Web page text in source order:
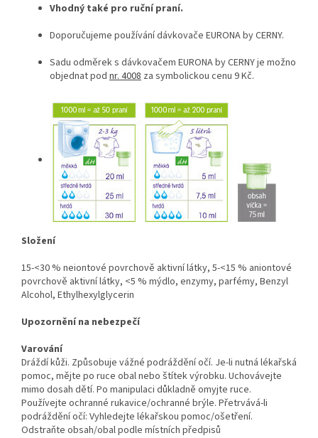
Vhodný také pro ruční praní.
Doporučujeme používání dávkovače EURONA by CERNY.
Sadu odměrek s dávkovačem EURONA by CERNY je možno
objednat pod nr. 4008 za symbolickou cenu 9 Kč.
Složení
15-<30 % neiontové povrchově aktivní látky, 5-<15 % aniontové
povrchově aktivní látky, <5 % mýdlo, enzymy, parfémy, Benzyl
Alcohol, Ethylhexylglycerin
Upozornění na nebezpečí
Varování
Dráždí kůži. Způsobuje vážné podráždění očí. Je-li nutná lékařská
pomoc, mějte po ruce obal nebo štítek výrobku. Uchovávejte
mimo dosah dětí. Po manipulaci důkladně omyjte ruce.
Používejte ochranné rukavice/ochranné brýle. Přetrvává-li
podráždění očí: Vyhledejte lékařskou pomoc/ošetření.
Odstraňte obsah/obal podle místních předpisů